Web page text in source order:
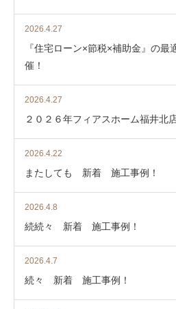
2026.4.27
『住宅ローン×節税×補助金』の最
催！
2026.4.27
２０２６年フィアスホーム福井北
2026.4.22
またしても 新着 施工事例！
2026.4.8
続続々 新着 施工事例！
2026.4.7
続々 新着 施工事例！